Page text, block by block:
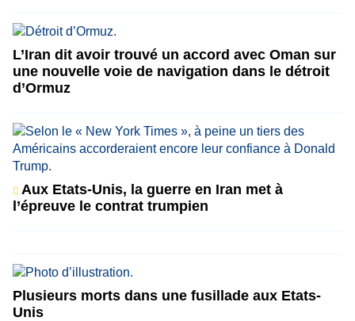
L’Iran dit avoir trouvé un accord avec Oman sur
une nouvelle voie de navigation dans le détroit
d’Ormuz
Aux Etats-Unis, la guerre en Iran met à
l’épreuve le contrat trumpien
Plusieurs morts dans une fusillade aux Etats-
Unis